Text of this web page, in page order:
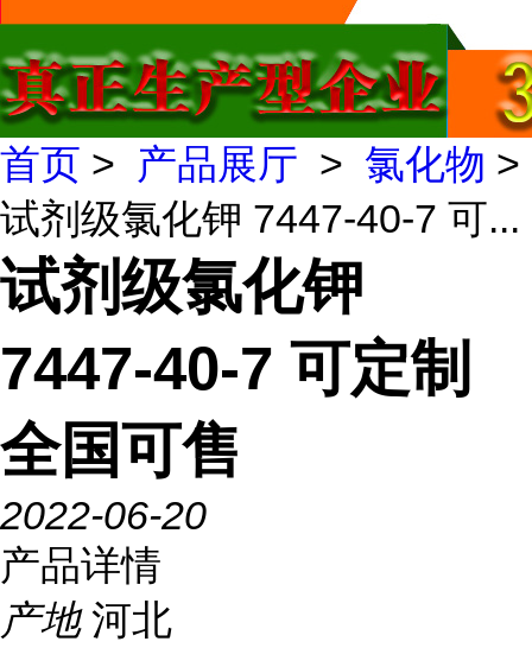
首页 > 产品展厅 > 氯化物 >
试剂级氯化钾 7447-40-7 可...
试剂级氯化钾
7447-40-7 可定制
全国可售
2022-06-20
产品详情
产地 河北